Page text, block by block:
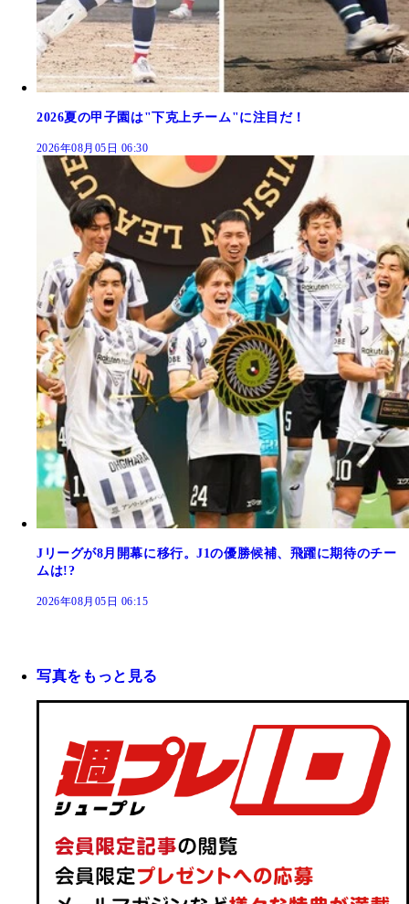
2026夏の甲子園は"下克上チーム"に注目だ！
2026年08月05日 06:30
Jリーグが8月開幕に移行。J1の優勝候補、飛躍に期待のチー
ムは!?
2026年08月05日 06:15
写真をもっと見る